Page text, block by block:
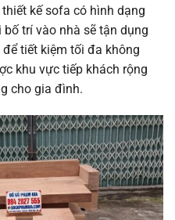
kế sofa có hình dạng
trí vào nhà sẽ tận dụng
tiết kiệm tối đa không
khu vực tiếp khách rộng
cho gia đình.